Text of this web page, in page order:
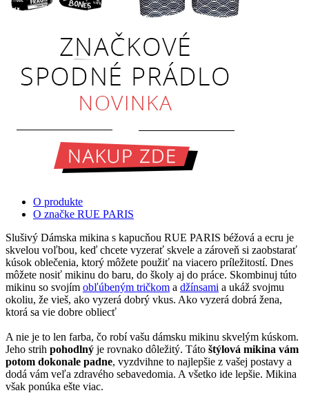
O produkte
O značke RUE PARIS
Slušivý Dámska mikina s kapucňou RUE PARIS béžová a ecru je
skvelou voľbou, keď chcete vyzerať skvele a zároveň si zaobstarať
kúsok oblečenia, ktorý môžete použiť na viacero príležitostí. Dnes
môžete nosiť mikinu do baru, do školy aj do práce. Skombinuj túto
mikinu so svojím obľúbeným tričkom a džínsami a ukáž svojmu
okoliu, že vieš, ako vyzerá dobrý vkus. Ako vyzerá dobrá žena,
ktorá sa vie dobre obliecť
A nie je to len farba, čo robí vašu dámsku mikinu skvelým kúskom.
Jeho strih pohodlný je rovnako dôležitý. Táto štýlová mikina vám
potom dokonale padne, vyzdvihne to najlepšie z vašej postavy a
dodá vám veľa zdravého sebavedomia. A všetko ide lepšie. Mikina
však ponúka ešte viac.